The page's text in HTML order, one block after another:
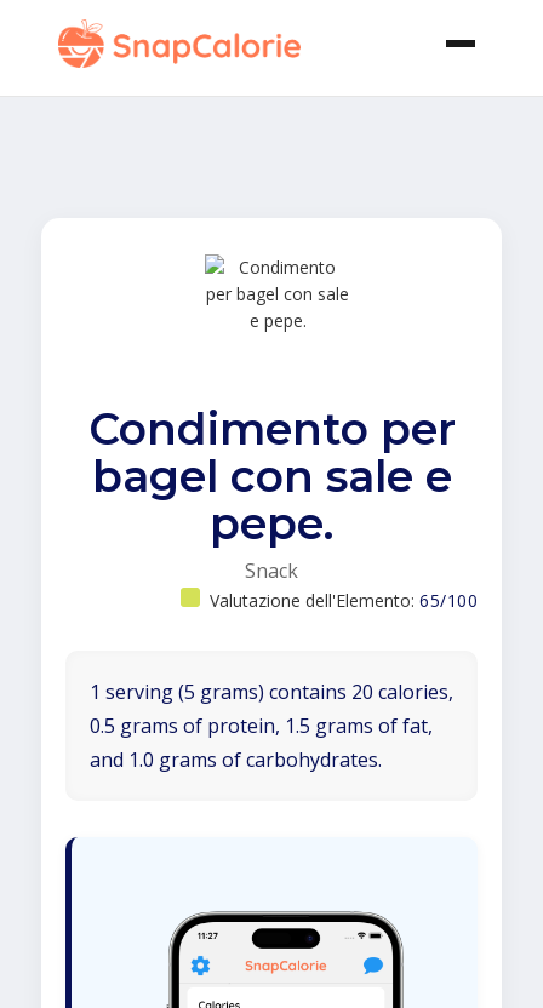
Condimento per
bagel con sale e
pepe.
Snack
Valutazione dell'Elemento: 65/100
1 serving (5 grams) contains 20 calories,
0.5 grams of protein, 1.5 grams of fat,
and 1.0 grams of carbohydrates.